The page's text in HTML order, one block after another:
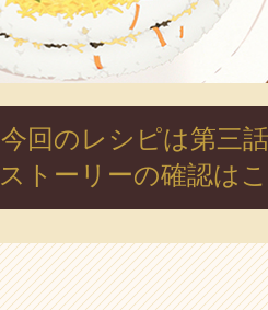
今回のレシピは第三
ストーリーの確認は